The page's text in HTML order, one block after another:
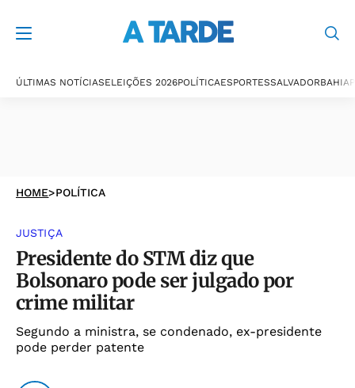
ÚLTIMAS NOTÍCIASELEIÇÕES 2026POLÍTICAESPORTESSALVADORBAHIA
HOME>POLÍTICA
JUSTIÇA
Presidente do STM diz que
Bolsonaro pode ser julgado por
crime militar
Segundo a ministra, se condenado, ex-presidente
pode perder patente